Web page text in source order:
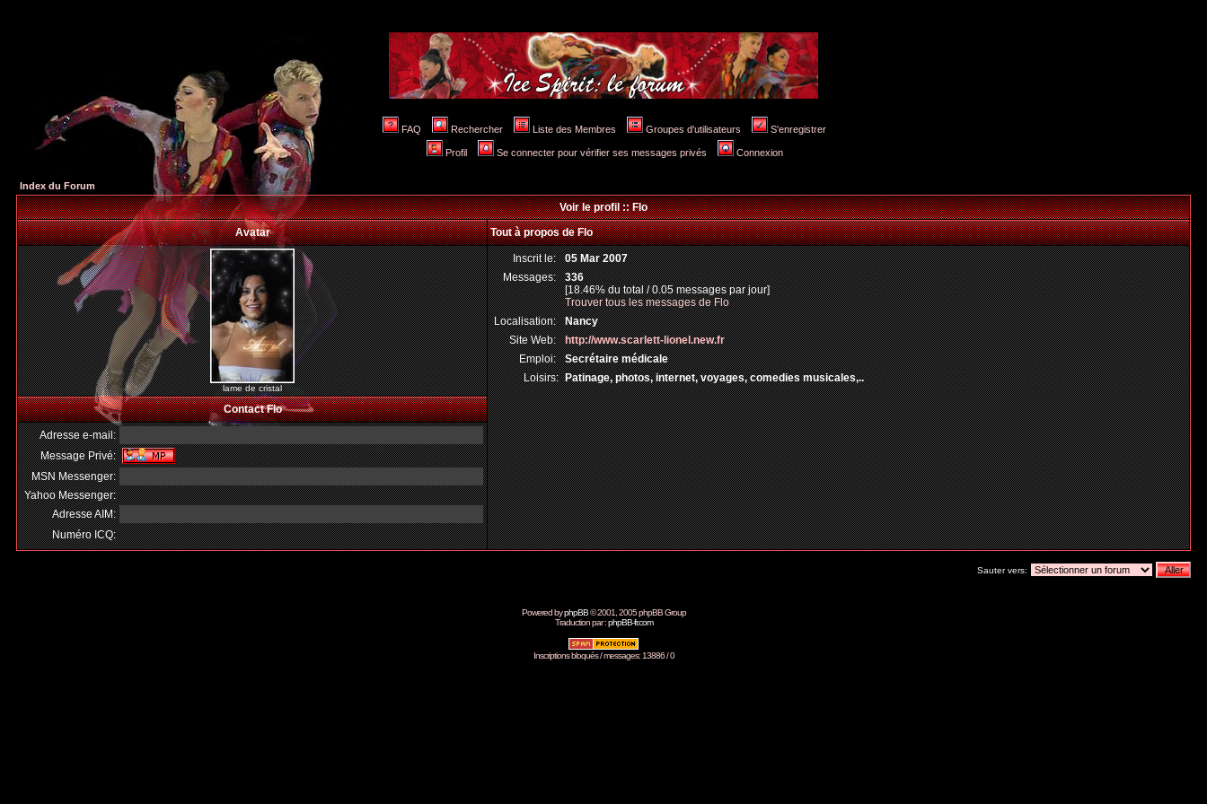
FAQ Rechercher Liste des Membres Groupes d'utilisateurs S'enregistrer
Profil Se connecter pour vérifier ses messages privés Connexion
Index du Forum
Voir le profil :: Flo
Avatar
Tout à propos de Flo
lame de cristal
Inscrit le: 05 Mar 2007
Messages: 336
[18.46% du total / 0.05 messages par jour]
Trouver tous les messages de Flo
Localisation: Nancy
Site Web: http://www.scarlett-lionel.new.fr
Emploi: Secrétaire médicale
Loisirs: Patinage, photos, internet, voyages, comedies musicales,..
Contact Flo
Adresse e-mail:
Message Privé:
MSN Messenger:
Yahoo Messenger:
Adresse AIM:
Numéro ICQ:
Sauter vers:
Powered byphpBB© 2001, 2005 phpBB Group
Traduction par :phpBB-fr.com
Inscriptions bloqués / messages: 13886 / 0